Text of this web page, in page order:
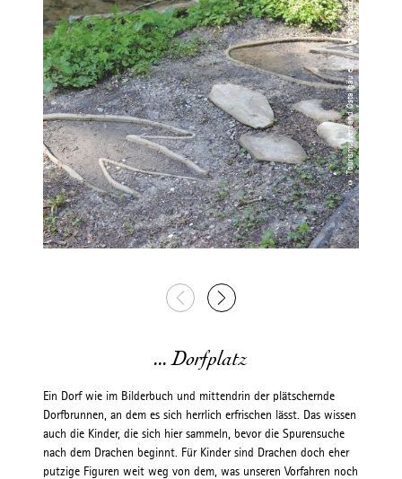
© Tourismusverband Ostallgäu e.V. / Michael Schott
... Dorfplatz
Ein Dorf wie im Bilderbuch und mittendrin der plätschernde
Dorfbrunnen, an dem es sich herrlich erfrischen lässt. Das wissen
auch die Kinder, die sich hier sammeln, bevor die Spurensuche
nach dem Drachen beginnt. Für Kinder sind Drachen doch eher
putzige Figuren weit weg von dem, was unseren Vorfahren noch